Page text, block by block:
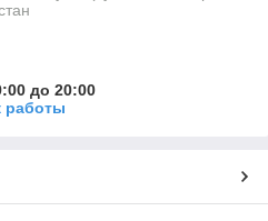
до 20:00
работы